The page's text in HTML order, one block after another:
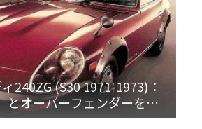
240ZG (S30 1971-1973)：
とオーバーフェンダーを装